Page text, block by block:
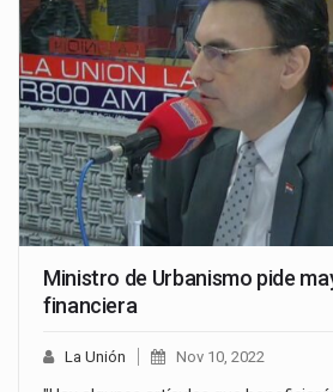
Ministro de Urbanismo pide
financiera
La Unión Nov 10, 2022